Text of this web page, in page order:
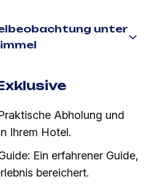
unter
Abholung und
Ihrem Hotel.
Ein erfahrener Guide,
bereichert.